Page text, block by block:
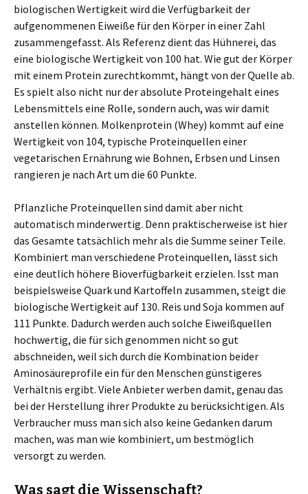
biologischen Wertigkeit wird die Verfügbarkeit der
aufgenommenen Eiweiße für den Körper in einer Zahl
zusammengefasst. Als Referenz dient das Hühnerei, das
eine biologische Wertigkeit von 100 hat. Wie gut der Körper
mit einem Protein zurechtkommt, hängt von der Quelle ab.
Es spielt also nicht nur der absolute Proteingehalt eines
Lebensmittels eine Rolle, sondern auch, was wir damit
anstellen können. Molkenprotein (Whey) kommt auf eine
Wertigkeit von 104, typische Proteinquellen einer
vegetarischen Ernährung wie Bohnen, Erbsen und Linsen
rangieren je nach Art um die 60 Punkte.
Pflanzliche Proteinquellen sind damit aber nicht
automatisch minderwertig. Denn praktischerweise ist hier
das Gesamte tatsächlich mehr als die Summe seiner Teile.
Kombiniert man verschiedene Proteinquellen, lässt sich
eine deutlich höhere Bioverfügbarkeit erzielen. Isst man
beispielsweise Quark und Kartoffeln zusammen, steigt die
biologische Wertigkeit auf 130. Reis und Soja kommen auf
111 Punkte. Dadurch werden auch solche Eiweißquellen
hochwertig, die für sich genommen nicht so gut
abschneiden, weil sich durch die Kombination beider
Aminosäureprofile ein für den Menschen günstigeres
Verhältnis ergibt. Viele Anbieter werben damit, genau das
bei der Herstellung ihrer Produkte zu berücksichtigen. Als
Verbraucher muss man sich also keine Gedanken darum
machen, was man wie kombiniert, um bestmöglich
versorgt zu werden.
Was sagt die Wissenschaft?